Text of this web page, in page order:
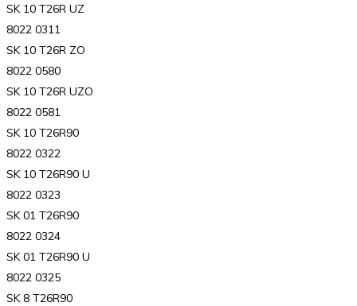
SK 10 T26R UZ
8022 0311
SK 10 T26R ZO
8022 0580
SK 10 T26R UZO
8022 0581
SK 10 T26R90
8022 0322
SK 10 T26R90 U
8022 0323
SK 01 T26R90
8022 0324
SK 01 T26R90 U
8022 0325
SK 8 T26R90